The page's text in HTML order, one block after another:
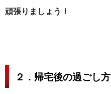
頑張りましょう！
２．帰宅後の過ごし方